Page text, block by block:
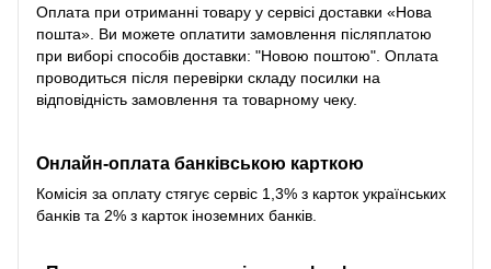
Оплата при отриманні товару у сервісі доставки «Нова
пошта». Ви можете оплатити замовлення післяплатою
при виборі способів доставки: "Новою поштою". Оплата
проводиться після перевірки складу посилки на
відповідність замовлення та товарному чеку.
Онлайн-оплата банківською карткою
Комісія за оплату стягує сервіс 1,3% з карток українських
банків та 2% з карток іноземних банків.